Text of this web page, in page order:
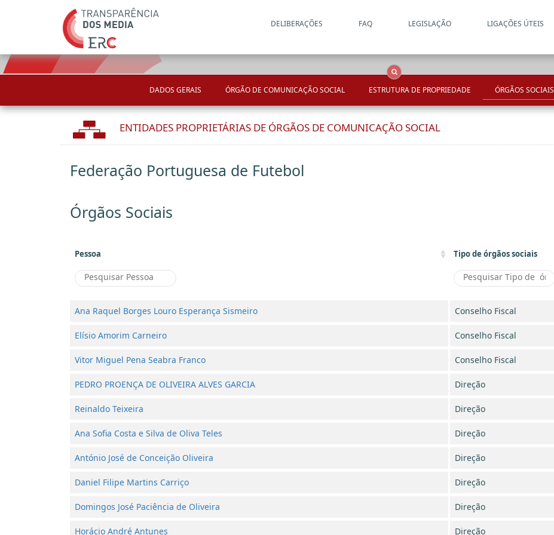
DELIBERAÇÕES FAQ LEGISLAÇÃO LIGAÇÕES ÚTEIS
DADOS GERAIS ÓRGÃO DE COMUNICAÇÃO SOCIAL ESTRUTURA DE PROPRIEDADE ÓRGÃOS SOCIAIS
ENTIDADES PROPRIETÁRIAS DE ÓRGÃOS DE COMUNICAÇÃO SOCIAL
Federação Portuguesa de Futebol
Órgãos Sociais
Pessoa Tipo de órgãos sociais
Ana Raquel Borges Louro Esperança Sismeiro Conselho Fiscal
Elísio Amorim Carneiro Conselho Fiscal
Vitor Miguel Pena Seabra Franco Conselho Fiscal
PEDRO PROENÇA DE OLIVEIRA ALVES GARCIA Direção
Reinaldo Teixeira Direção
Ana Sofia Costa e Silva de Oliva Teles Direção
António José de Conceição Oliveira Direção
Daniel Filipe Martins Carriço Direção
Domingos José Paciência de Oliveira Direção
Horácio André Antunes Direção